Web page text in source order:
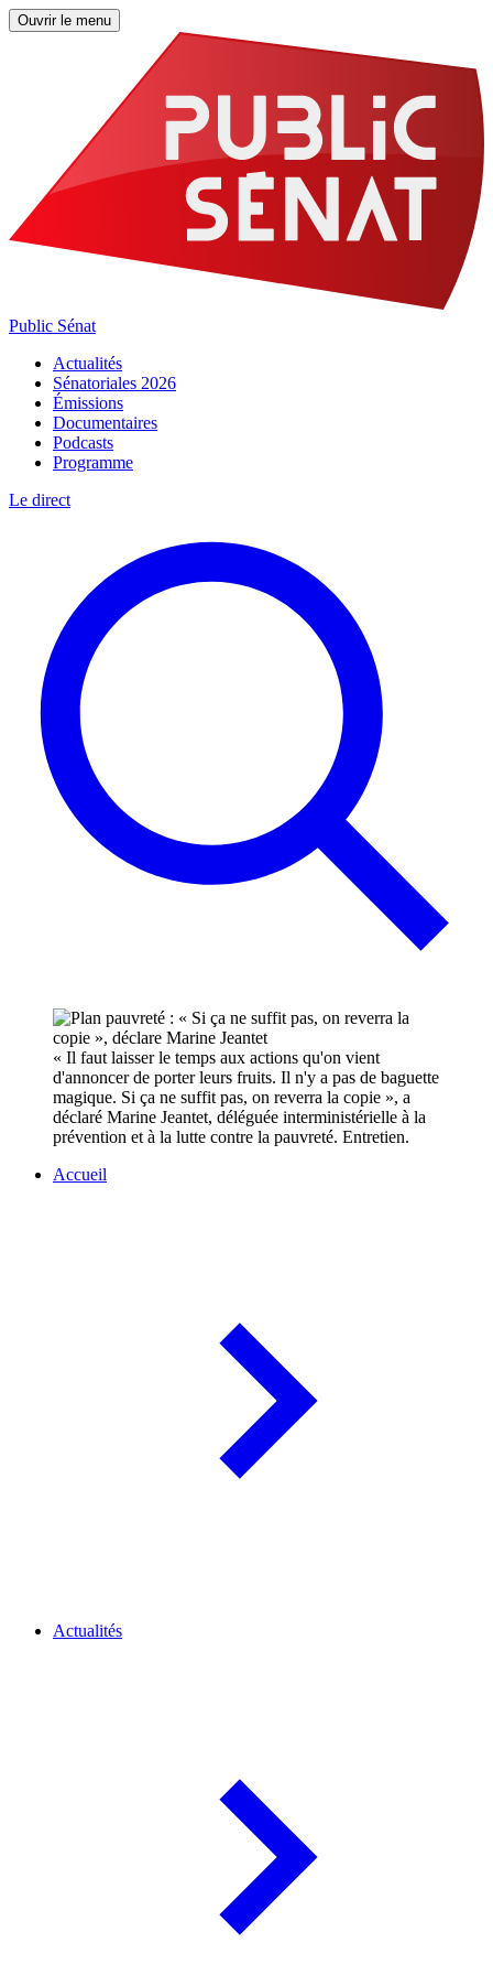
Ouvrir le menu
Public Sénat
Actualités
Sénatoriales 2026
Émissions
Documentaires
Podcasts
Programme
Le direct
« Il faut laisser le temps aux actions qu'on vient
d'annoncer de porter leurs fruits. Il n'y a pas de baguette
magique. Si ça ne suffit pas, on reverra la copie », a
déclaré Marine Jeantet, déléguée interministérielle à la
prévention et à la lutte contre la pauvreté. Entretien.
Accueil
Actualités